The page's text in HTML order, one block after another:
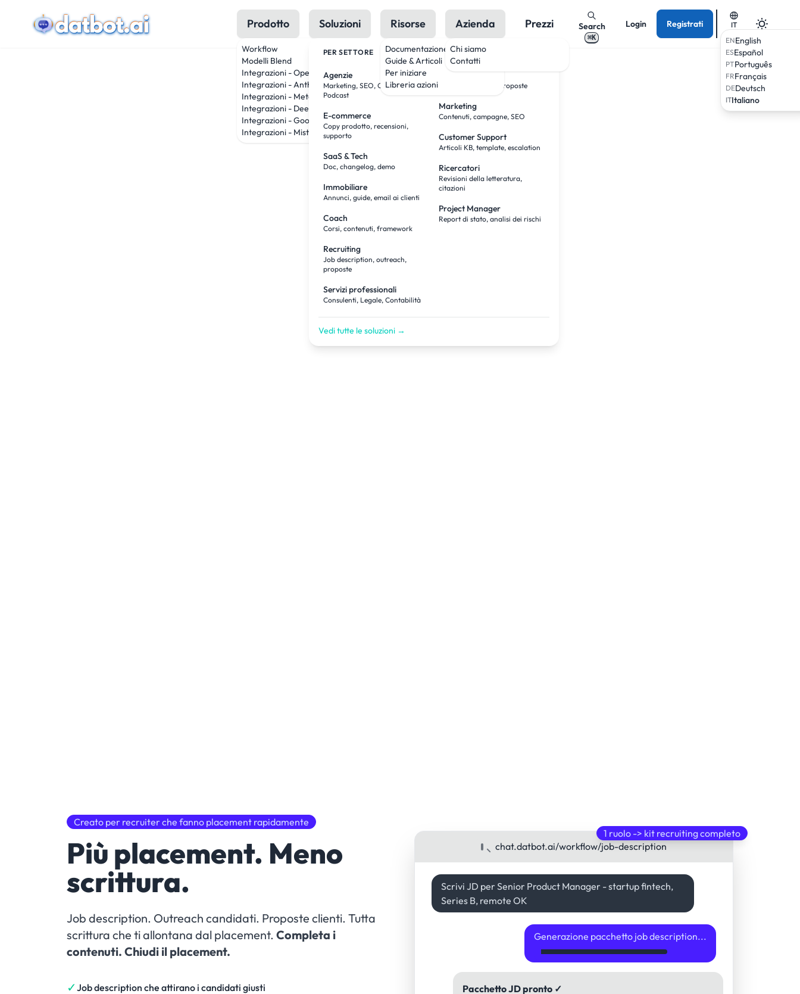
Prodotto
Workflow
Modelli Blend
Integrazioni - OpenAI
Integrazioni - Anthropic
Integrazioni - Meta
Integrazioni - DeepSeek
Integrazioni - Google
Integrazioni - Mistral
Soluzioni
PER SETTORE
Agenzie
Marketing, SEO, Creatività,
Podcast
E-commerce
Copy prodotto, recensioni,
supporto
SaaS & Tech
Doc, changelog, demo
Immobiliare
Annunci, guide, email ai clienti
Coach
Corsi, contenuti, framework
Recruiting
Job description, outreach,
proposte
Servizi professionali
Consulenti, Legale, Contabilità
PER RUOLO
Ricerca, outreach, proposte
Marketing
Contenuti, campagne, SEO
Customer Support
Articoli KB, template, escalation
Ricercatori
Revisioni della letteratura,
citazioni
Project Manager
Report di stato, analisi dei rischi
Vedi tutte le soluzioni →
Risorse
Documentazione
Guide & Articoli
Per iniziare
Libreria azioni
Azienda
Chi siamo
Contatti
Prezzi Search
⌘K
Login Registrati
IT
ENEnglish
ESEspañol
PTPortuguês
FRFrançais
DEDeutsch
ITItaliano
Creato per recruiter che fanno placement rapidamente
Più placement. Meno
scrittura.
Job description. Outreach candidati. Proposte clienti. Tutta
scrittura che ti allontana dal placement. Completa i
contenuti. Chiudi il placement.
✓Job description che attirano i candidati giusti
chat.datbot.ai/workflow/job-description
Scrivi JD per Senior Product Manager - startup fintech,
Series B, remote OK
Generazione pacchetto job description...
Pacchetto JD pronto ✓
1 ruolo -> kit recruiting completo